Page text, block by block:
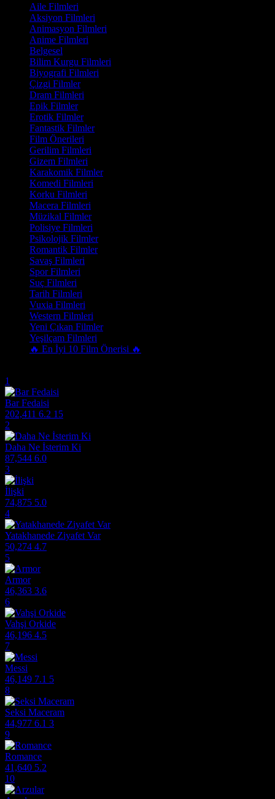
Aile Filmleri
Aksiyon Filmleri
Animasyon Filmleri
Anime Filmleri
Belgesel
Bilim Kurgu Filmleri
Biyografi Filmleri
Çizgi Filmler
Dram Filmleri
Epik Filmler
Erotik Filmler
Fantastik Filmler
Film Önerileri
Gerilim Filmleri
Gizem Filmleri
Karakomik Filmler
Komedi Filmleri
Korku Filmleri
Macera Filmleri
Müzikal Filmler
Polisiye Filmleri
Psikolojik Filmler
Romantik Filmler
Savaş Filmleri
Spor Filmleri
Suç Filmleri
Tarih Filmleri
Vuxia Filmleri
Western Filmleri
Yeni Çıkan Filmler
Yeşilçam Filmleri
🔥 En İyi 10 Film Önerisi 🔥
1
Bar Fedaisi
202,411 6.2 15
2
Daha Ne İsterim Ki
87,544 6.0
3
İlişki
74,875 5.0
4
Yatakhanede Ziyafet Var
50,274 4.7
5
Armor
46,363 3.6
6
Vahşi Orkide
46,196 4.5
7
Messi
46,149 7.1 5
8
Seksi Maceram
44,977 6.1 3
9
Romance
41,640 5.2
10